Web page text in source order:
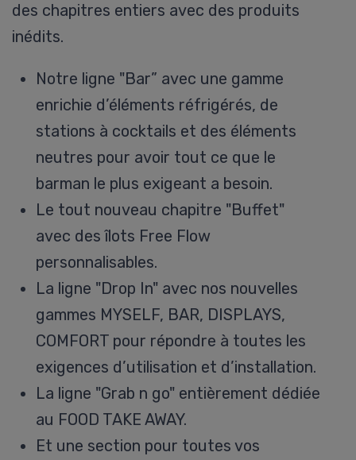
des chapitres entiers avec des produits
inédits.
Notre ligne "Bar” avec une gamme
enrichie d’éléments réfrigérés, de
stations à cocktails et des éléments
neutres pour avoir tout ce que le
barman le plus exigeant a besoin.
Le tout nouveau chapitre "Buffet"
avec des îlots Free Flow
personnalisables.
La ligne "Drop In" avec nos nouvelles
gammes MYSELF, BAR, DISPLAYS,
COMFORT pour répondre à toutes les
exigences d’utilisation et d’installation.
La ligne "Grab n go" entièrement dédiée
au FOOD TAKE AWAY.
Et une section pour toutes vos